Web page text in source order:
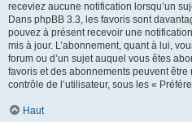
receviez aucune notification lorsqu’un
Dans phpBB 3.3, les favoris sont
pouvez à présent recevoir une
mis à jour. L’abonnement, quant à lui,
forum ou d’un sujet auquel vous êtes
favoris et des abonnements peuvent
contrôle de l’utilisateur, sous les «
Haut